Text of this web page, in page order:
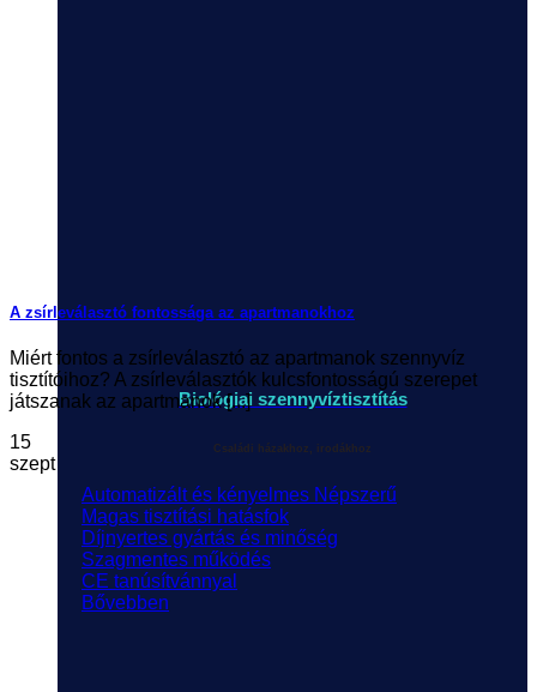
Biológiai szennyvíztisztítás
Családi házakhoz, irodákhoz
Automatizált és kényelmes
Magas tisztítási hatásfok
Díjnyertes gyártás és minőség
Szagmentes működés
CE tanúsítvánnyal
Bővebben
A zsírleválasztó fontossága az apartmanokhoz
Miért fontos a zsírleválasztó az apartmanok szennyvíz
tisztítóihoz? A zsírleválasztók kulcsfontosságú szerepet
játszanak az apartmanok [...]
15
szept